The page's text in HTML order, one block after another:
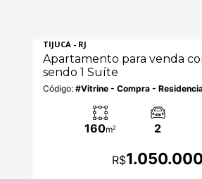
TIJUCA - RJ
Apartamento para venda
sendo 1 Suíte
Código: #Vitrine - Compra -
160m2 2
R$1.050.000